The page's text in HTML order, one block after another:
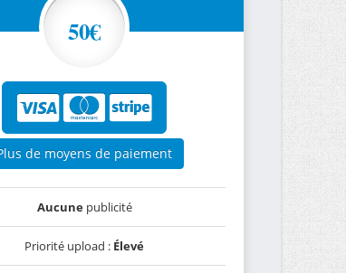
50€
de moyens de paiement
Aucunepublicité
Priorité upload : Élevé